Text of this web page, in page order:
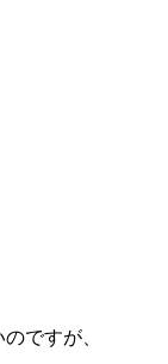
ですが、